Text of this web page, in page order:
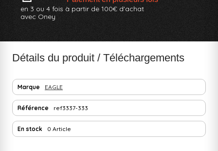
en 3 ou 4 fois à partir de 100€ d'achat
avec Oney
Détails du produit / Téléchargements
Marque EAGLE
Référence ref3337-333
En stock 0 Article